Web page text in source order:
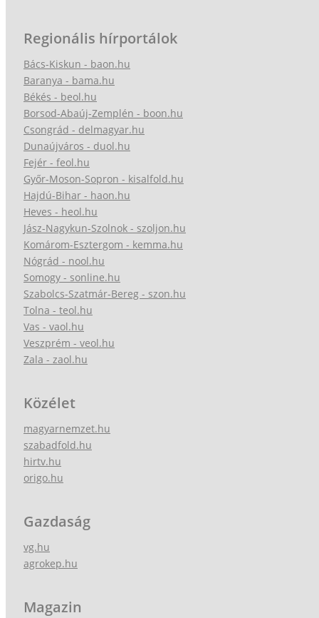
Regionális hírportálok
Bács-Kiskun - baon.hu
Baranya - bama.hu
Békés - beol.hu
Borsod-Abaúj-Zemplén - boon.hu
Csongrád - delmagyar.hu
Dunaújváros - duol.hu
Fejér - feol.hu
Győr-Moson-Sopron - kisalfold.hu
Hajdú-Bihar - haon.hu
Heves - heol.hu
Jász-Nagykun-Szolnok - szoljon.hu
Komárom-Esztergom - kemma.hu
Nógrád - nool.hu
Somogy - sonline.hu
Szabolcs-Szatmár-Bereg - szon.hu
Tolna - teol.hu
Vas - vaol.hu
Veszprém - veol.hu
Zala - zaol.hu
Közélet
magyarnemzet.hu
szabadfold.hu
hirtv.hu
origo.hu
Gazdaság
vg.hu
agrokep.hu
Magazin